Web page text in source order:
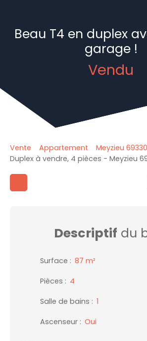
Beau T4 en duplex
garage !
Vendu
Vente Appartement
Meyzieu 69330
Duplex à vendre, 4 pièces - Meyzieu
Descriptif du
Surface : 87 m²
Pièces : 4
Salle de bains : 1
Ascenseur : Oui